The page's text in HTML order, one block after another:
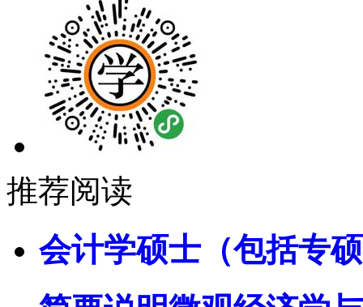
推荐阅读
会计学硕士（包括专